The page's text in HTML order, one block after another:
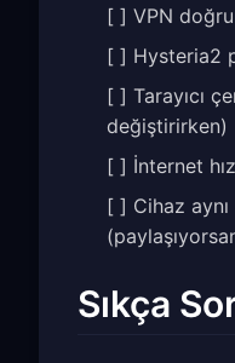
[ ] VPN
[ ] Hysteria2
[ ] Tarayıcı
değiştirirken)
[ ] İnternet
[ ] Cihaz aynı
Sıkça